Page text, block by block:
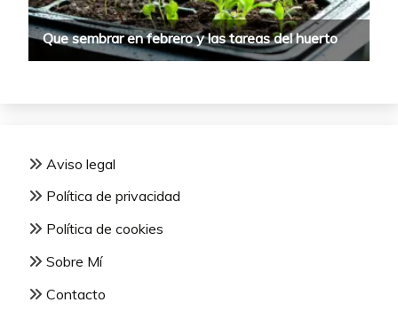
Aviso legal
Política de privacidad
Política de cookies
Sobre Mí
Contacto